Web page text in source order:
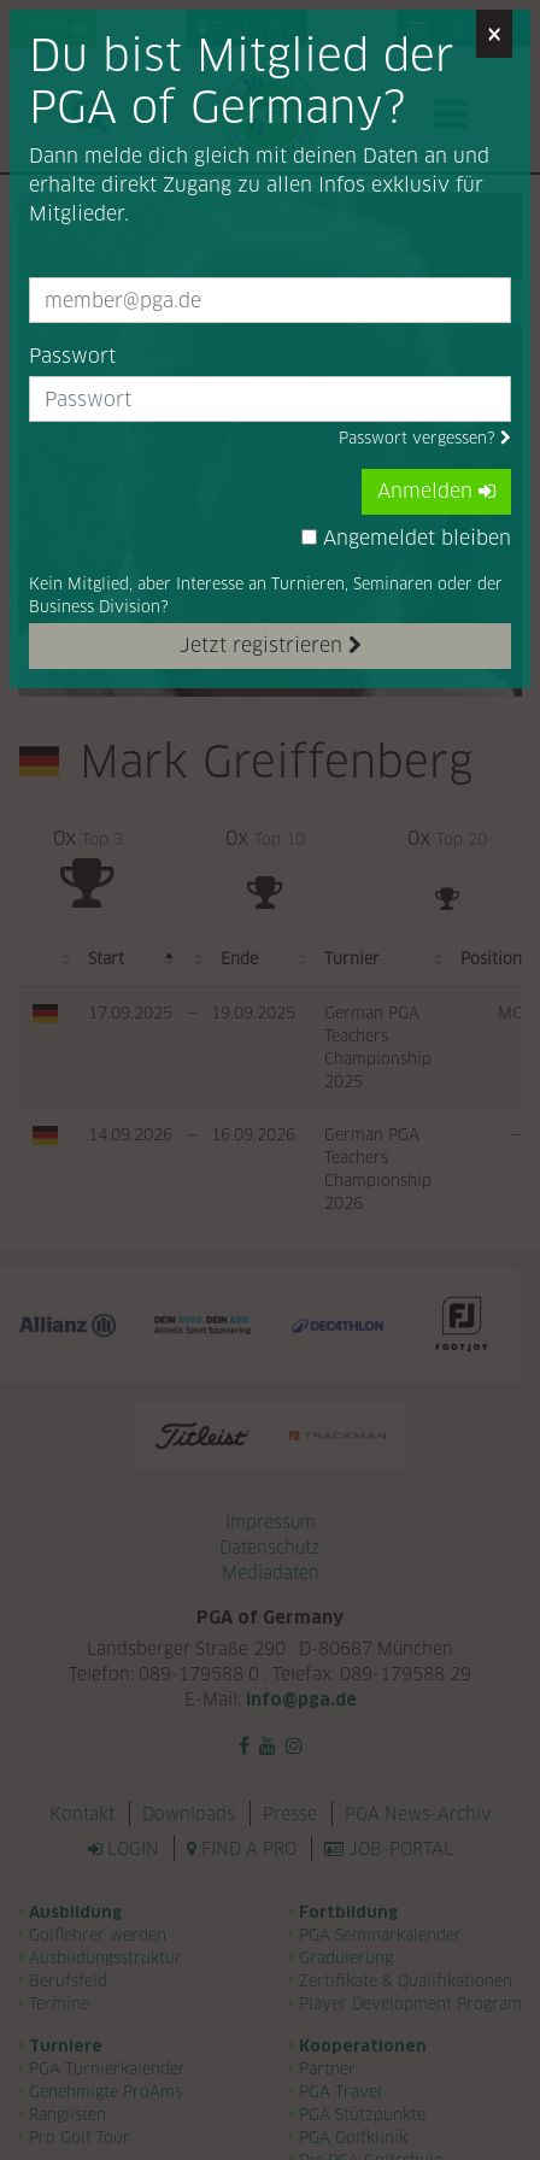
Job-Portal
Mark Greiffenberg
0x Top 3 0x Top 10 0x Top 20
Start Ende Turnier Position
17.09.2025 — 19.09.2025
German PGA
Teachers
Championship
2025
MC
14.09.2026 — 16.09.2026
German PGA
Teachers
Championship
2026
—
×
Du bist Mitglied der
PGA of Germany?
Dann melde dich gleich mit deinen Daten an und
erhalte direkt Zugang zu allen Infos exklusiv für
Mitglieder.
Passwort
Passwort vergessen?
Jetzt registrieren
Kein Mitglied, aber Interesse an Turnieren, Seminaren oder der
Business Division?
Anmelden
Angemeldet bleiben
Impressum
Datenschutz
Mediadaten
PGA of Germany
Landsberger Straße 290 . D-80687 München
Telefon: 089-179588 0 . Telefax: 089-179588 29
E-Mail:
info@pga.de
Navigation überspringen
Kontakt Downloads Presse
PGA News-Archiv
LOGIN
FIND A PRO JOB-PORTAL
Navigation überspringen
Ausbildung
Golflehrer werden
Ausbildungsstruktur
Berufsfeld
Termine
Fortbildung
PGA Seminarkalender
Graduierung
Zertifikate & Qualifikationen
Player Development Program
Turniere
PGA Turnierkalender
Genehmigte ProAms
Ranglisten
Pro Golf Tour
Kooperationen
Partner
PGA Travel
PGA Stützpunkte
PGA Golfklinik